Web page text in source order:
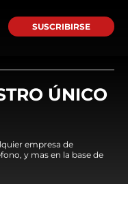
SUSCRIBIRSE
ÚNICO
empresa de
y mas en la base de